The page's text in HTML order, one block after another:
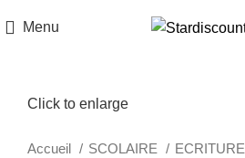
Menu
Click to enlarge
Accueil SCOLAIRE
ECRITURE